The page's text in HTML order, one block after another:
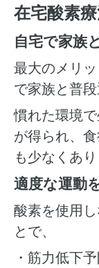
在宅酸素
自宅で家族
最大のメリ
で家族と普
慣れた環境
が得られ、
も少なくあり
適度な運動
酸素を使用
とで、
・筋力低下